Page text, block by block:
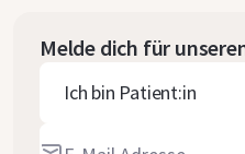
Melde dich für
Ich bin Patient:in